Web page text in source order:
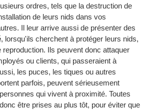
ordres, tels que la destruction de
de leurs nids dans vos
Il leur arrive aussi de présenter des
, lorsqu'ils cherchent à protéger leurs nids,
reproduction. Ils peuvent donc attaquer
ou clients, qui passeraient à
les puces, les tiques ou autres
parfois, peuvent sérieusement
qui vivent à proximité. Toutes
être prises au plus tôt, pour éviter que